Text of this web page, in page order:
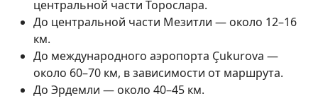
центральной части Торослара.
До центральной части Мезитли — около 12–16
км.
До международного аэропорта Çukurova —
около 60–70 км, в зависимости от маршрута.
До Эрдемли — около 40–45 км.